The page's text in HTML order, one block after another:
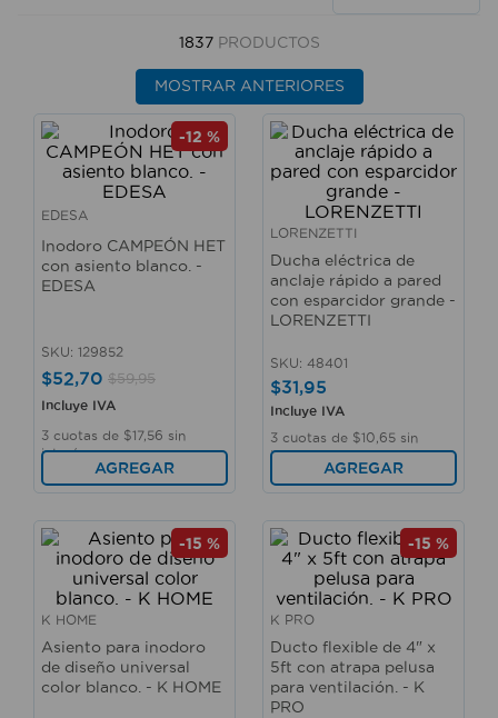
1837 PRODUCTOS
MOSTRAR ANTERIORES
-12 %
EDESA
Inodoro CAMPEÓN HET
con asiento blanco. -
EDESA
SKU: 129852
$52,70 $59,95
Incluye IVA
3 cuotas de $17, 56 sin
interés
AGREGAR
LORENZETTI
Ducha eléctrica de
anclaje rápido a pared
con esparcidor grande -
LORENZETTI
SKU: 48401
$31,95
Incluye IVA
3 cuotas de $10 65 sin
interés
AGREGAR
-15 %
K HOME
Asiento para inodoro
de diseño universal
color blanco. - K HOME
-15 %
K PRO
Ducto flexible de 4" x
5ft con atrapa pelusa
para ventilación. - K
PRO